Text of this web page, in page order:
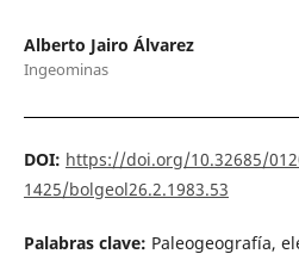
Alberto Jairo Álvarez
Ingeominas
DOI: https://doi.org/10.32685/
1425/bolgeol26.2.1983.53
Palabras clave: Paleogeografía,